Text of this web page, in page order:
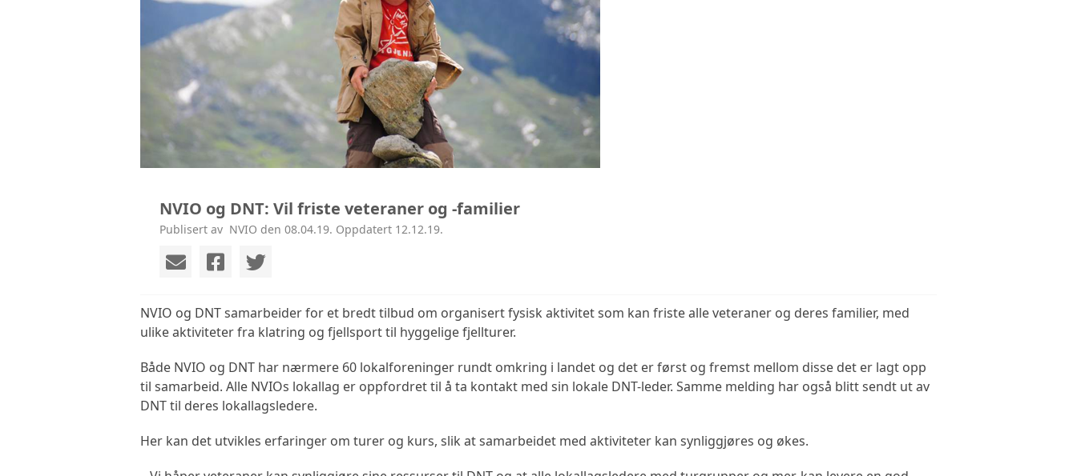
NVIO og DNT: Vil friste veteraner og -familier
Publisert av ‎ NVIO den 08.04.19. Oppdatert 12.12.19.
NVIO og DNT samarbeider for et bredt tilbud om organisert fysisk aktivitet som kan friste alle veteraner og deres familier, med
ulike aktiviteter fra klatring og fjellsport til hyggelige fjellturer.
Både NVIO og DNT har nærmere 60 lokalforeninger rundt omkring i landet og det er først og fremst mellom disse det er lagt opp
til samarbeid. Alle NVIOs lokallag er oppfordret til å ta kontakt med sin lokale DNT-leder. Samme melding har også blitt sendt ut av
DNT til deres lokallagsledere.
Her kan det utvikles erfaringer om turer og kurs, slik at samarbeidet med aktiviteter kan synliggjøres og økes.